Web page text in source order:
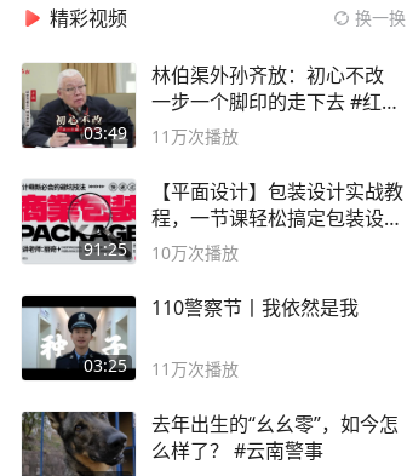
精彩视频 换一换
03:49
林伯渠外孙齐放：初心不改
一步一个脚印的走下去 #红船
论坛
11万次播放
91:25
【平面设计】包装设计实战教
程，一节课轻松搞定包装设计
流程！
10万次播放
03:25
110警察节丨我依然是我
11万次播放
去年出生的“幺幺零”，如今怎
么样了？ #云南警事